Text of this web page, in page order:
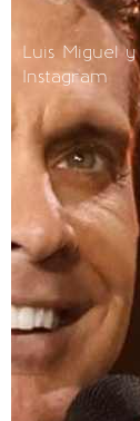
Luis Miguel
Instagram